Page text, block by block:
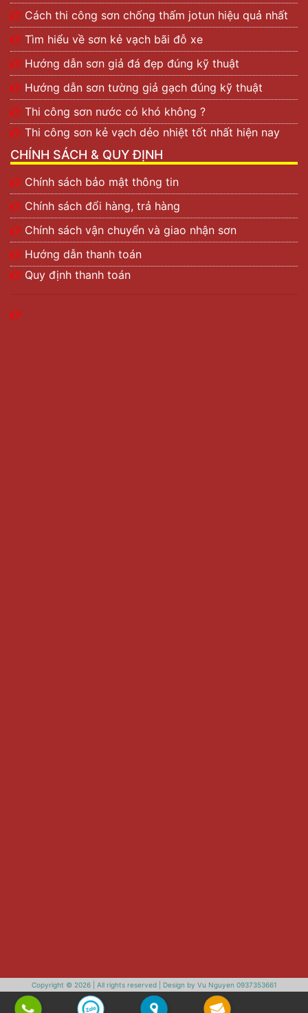
Cách thi công sơn chống thấm jotun hiệu quả nhất
Tìm hiểu về sơn kẻ vạch bãi đỗ xe
Hướng dẫn sơn giả đá đẹp đúng kỹ thuật
Hướng dẫn sơn tường giả gạch đúng kỹ thuật
Thi công sơn nước có khó không ?
Thi công sơn kẻ vạch dẻo nhiệt tốt nhất hiện nay
CHÍNH SÁCH & QUY ĐỊNH
Chính sách bảo mật thông tin
Chính sách đổi hàng, trả hàng
Chính sách vận chuyển và giao nhận sơn
Hướng dẫn thanh toán
Quy định thanh toán
Copyright © 2026 | All rights reserved | Design by Vu Nguyen 0937353661